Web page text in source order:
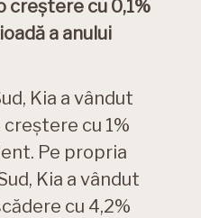
creștere cu 0,1%
a anului
Kia a vândut
cu 1%
Pe propria
Kia a vândut
cu 4,2%